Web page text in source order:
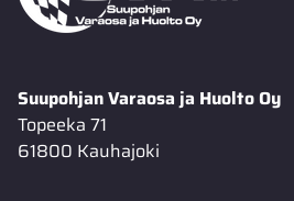
Suupohjan Varaosa ja Huolto Oy
Topeeka 71
61800 Kauhajoki